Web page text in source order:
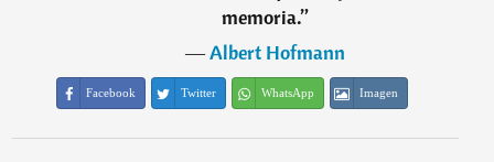
memoria.”
―Albert Hofmann
Facebook Twitter WhatsApp Imagen